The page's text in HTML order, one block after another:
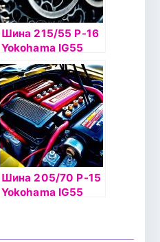
Шина 215/55 Р-16
Yokohama IG55
97Т б/к шип
Шина 205/70 Р-15
Yokohama IG55